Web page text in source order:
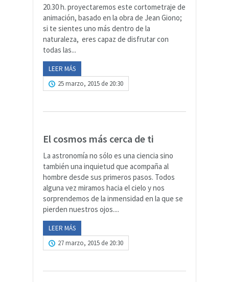
20.30 h. proyectaremos este cortometraje de
animación, basado en la obra de Jean Giono;
si te sientes uno más dentro de la
naturaleza, eres capaz de disfrutar con
todas las...
LEER MÁS
25 marzo, 2015 de 20:30
El cosmos más cerca de ti
La astronomía no sólo es una ciencia sino
también una inquietud que acompaña al
hombre desde sus primeros pasos. Todos
alguna vez miramos hacia el cielo y nos
sorprendemos de la inmensidad en la que se
pierden nuestros ojos....
LEER MÁS
27 marzo, 2015 de 20:30